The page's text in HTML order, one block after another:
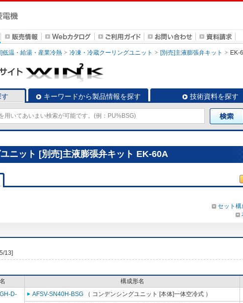
]低温・給湯・産業冷熱 冷凍・冷蔵クーリングユニット [別売]主液膨張弁キット EK-
キーワードから製品情報を探す 技術資料を探す
ニット [別売]主液膨張弁キット EK-60A
セット構
13]
構成形名
D-
AFSV-SN40H-BSG （ コンデンシングユニット [本体]一体空冷式 ）